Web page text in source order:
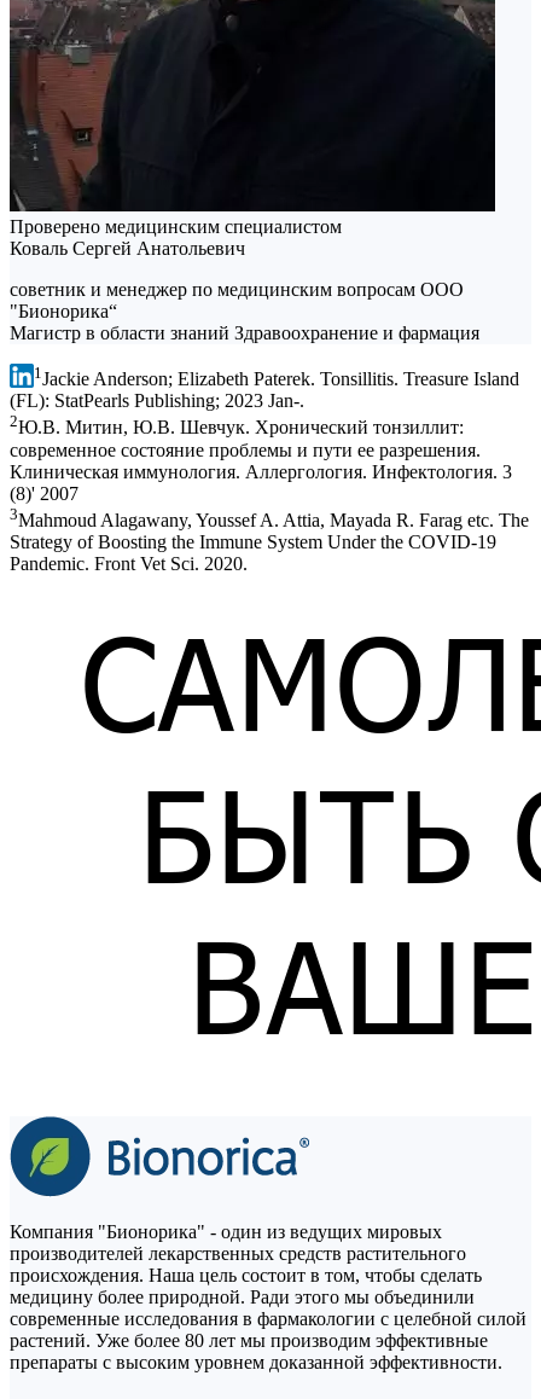
Проверено медицинским специалистом
Коваль Сергей Анатольевич
советник и менеджер по медицинским вопросам ООО
"Бионорика“
Магистр в области знаний Здравоохранение и фармация
1 Jackie Anderson; Elizabeth Paterek. Tonsillitis. Treasure Island
(FL): StatPearls Publishing; 2023 Jan-.
2Ю.В. Митин, Ю.В. Шевчук. Хронический тонзиллит:
современное состояние проблемы и пути ее разрешения.
Клиническая иммунология. Аллергология. Инфектология. 3
(8)' 2007
3Mahmoud Alagawany, Youssef A. Attia, Mayada R. Farag etc. The
Strategy of Boosting the Immune System Under the COVID-19
Pandemic. Front Vet Sci. 2020.
Компания "Бионорика" - один из ведущих мировых
производителей лекарственных средств растительного
происхождения. Наша цель состоит в том, чтобы сделать
медицину более природной. Ради этого мы объединили
современные исследования в фармакологии с целебной силой
растений. Уже более 80 лет мы производим эффективные
препараты с высоким уровнем доказанной эффективности.